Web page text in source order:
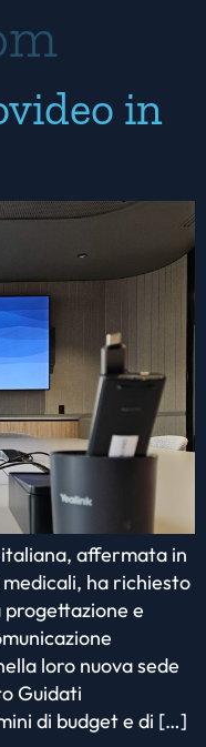
in
affermata in
ha richiesto
e
loro nuova sede
Guidati
di budget e di […]